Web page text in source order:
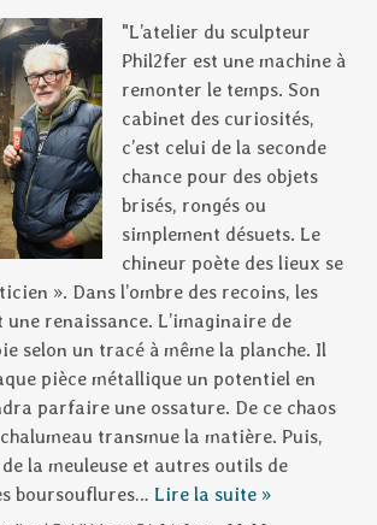
"L’atelier du sculpteur
Phil2fer est une machine à
remonter le temps. Son
cabinet des curiosités,
c’est celui de la seconde
chance pour des objets
brisés, rongés ou
simplement désuets. Le
chineur poète des lieux se
». Dans l’ombre des recoins, les
renaissance. L’imaginaire de
selon un tracé à même la planche. Il
pièce métallique un potentiel en
parfaire une ossature. De ce chaos
transmue la matière. Puis,
la meuleuse et autres outils de
boursouflures… Lire la suite »